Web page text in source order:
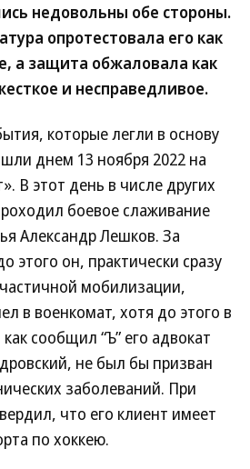
недовольны обе стороны.
опротестовала его как
а защита обжаловала как
и несправедливое.
которые легли в основу
днем 13 ноября 2022 на
В этот день в числе других
боевое слаживание
Александр Лешков. За
этого он, практически сразу
мобилизации,
в военкомат, хотя до этого в
сообщил “Ъ” его адвокат
не был бы призван
заболеваний. При
что его клиент имеет
по хоккею.